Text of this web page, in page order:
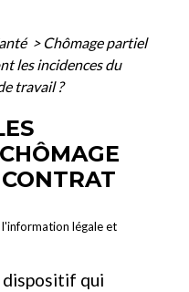
> Chômage partiel
les incidences du
travail ?
légale et
dispositif qui